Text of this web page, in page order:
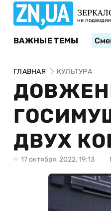
не
ВАЖНЫЕ ТЕМЫ
ГЛАВНАЯ КУЛЬТУРА
ДВУХ
17 октября, 2022, 19:13